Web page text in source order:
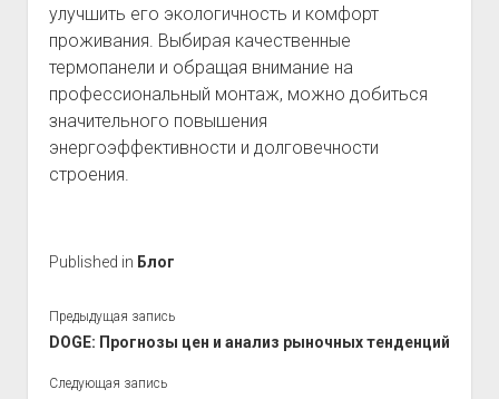
улучшить его экологичность и комфорт
проживания. Выбирая качественные
термопанели и обращая внимание на
профессиональный монтаж, можно добиться
значительного повышения
энергоэффективности и долговечности
строения.
Published in Блог
Предыдущая запись
DOGE: Прогнозы цен и анализ рыночных тенденций
Следующая запись